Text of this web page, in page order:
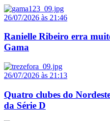
26/07/2026 às 21:46
Ranielle Ribeiro erra
Gama
26/07/2026 às 21:13
Quatro clubes do
da Série D